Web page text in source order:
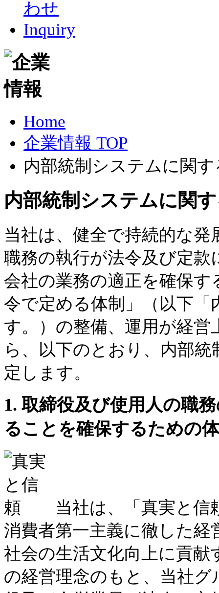
Home
企業情報 TOP
内部統制システムに関
内部統制システムに関
当社は、健全で持続的な
職務の執行が法令及び定
会社の業務の適正を確保
令で定める体制」（以下
す。）の整備、運用が経
ら、以下のとおり、内部
定します。
1. 取締役及び使用人の職
ることを確保するための
当社は、「真実と信
消費者第一主義に徹した
社会の生活文化向上に貢
の経営理念のもと、当社